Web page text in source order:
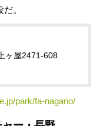
。
ヶ屋2471-608
park/fa-nagano/